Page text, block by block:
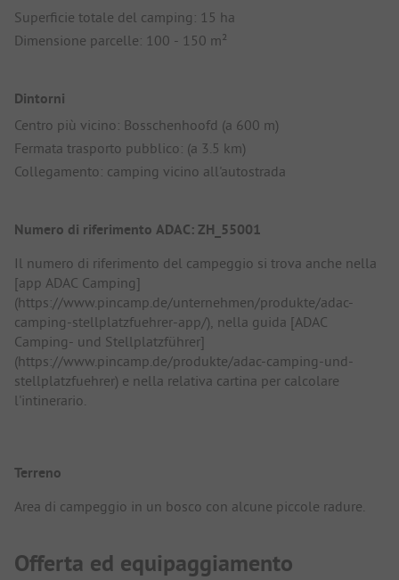
Superficie totale del camping: 15 ha
Dimensione parcelle: 100 - 150 m²
Dintorni
Centro più vicino: Bosschenhoofd (a 600 m)
Fermata trasporto pubblico: (a 3.5 km)
Collegamento: camping vicino all'autostrada
Numero di riferimento ADAC: ZH_55001
Il numero di riferimento del campeggio si trova anche nella
[app ADAC Camping]
(https://www.pincamp.de/unternehmen/produkte/adac-
camping-stellplatzfuehrer-app/), nella guida [ADAC
Camping- und Stellplatzführer]
(https://www.pincamp.de/produkte/adac-camping-und-
stellplatzfuehrer) e nella relativa cartina per calcolare
l'intinerario.
Terreno
Area di campeggio in un bosco con alcune piccole radure.
Offerta ed equipaggiamento